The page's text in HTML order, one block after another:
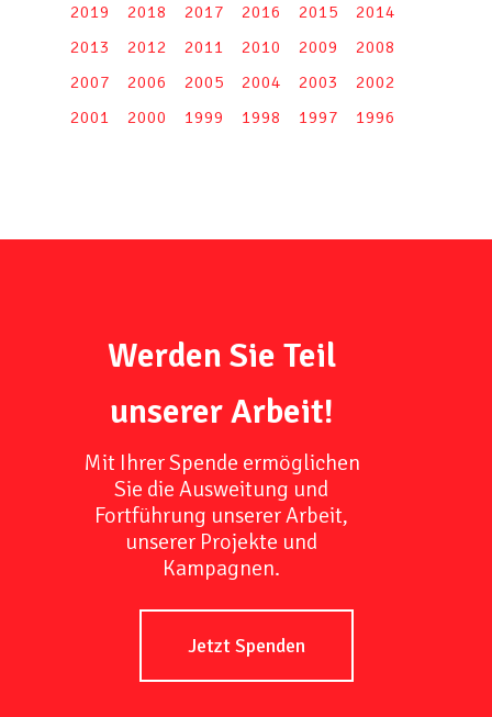
2019
2018 2017 2016 2015
2014
2013
2012 2011 2010 2009
2008
2007
2006 2005 2004 2003
2002
2001
2000 1999 1998 1997 1996
Werden Sie Teil
unserer Arbeit!
Mit Ihrer Spende ermöglichen
Sie die Ausweitung und
Fortführung unserer Arbeit,
unserer Projekte und
Kampagnen.
Jetzt Spenden